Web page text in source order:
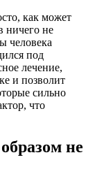
как может
ничего не
человека
под
лечение,
и позволит
сильно
что
не